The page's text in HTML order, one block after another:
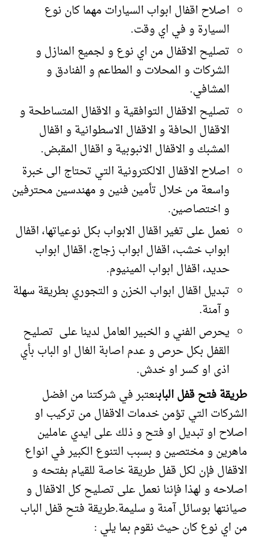
اصلاح اقفال ابواب السيارات مهما كان نوع
السيارة و في اي وقت.
تصليح الاقفال من اي نوع و لجميع المنازل و
الشركات و المحلات و المطاعم و الفنادق و
المشافي.
تصليح الاقفال التوافقية و الاقفال المتساطحة و
الاقفال الحافة و الاقفال الاسطوانية و اقفال
المشبك و الاقفال الانبوبية و اقفال المقبض.
اصلاح الاقفال الالكترونية التي تحتاج الى خبرة
واسعة من خلال تأمين فنين و مهندسين محترفين
و اختصاصين.
نعمل على تغير اقفال الابواب بكل نوعياتها، اقفال
ابواب خشب، اقفال ابواب زجاج، اقفال ابواب
حديد، اقفال ابواب المينيوم.
تبديل اقفال ابواب الخزن و التجوري بطريقة سهلة
و آمنة.
يحرص الفني و الخبير العامل لدينا على تصليح
القفل بكل حرص و عدم اصابة الغال او الباب بأي
اذى او كسر او خدش.
طريقة فتح قفل البابنعتبر في شركتنا من افضل
الشركات التي تؤمن خدمات الاقفال من تركيب او
اصلاح او تبديل او فتح و ذلك على ايدي عاملين
ماهرين و مختصين و بسبب التنوع الكبير في انواع
الاقفال فإن لكل قفل طريقة خاصة للقيام بفتحه و
اصلاحه و لهذا فإننا نعمل على تصليح كل الاقفال و
صيانتها بوسائل آمنة و سليمة.طريقة فتح قفل الباب
من اي نوع كان حيث نقوم بما يلي :